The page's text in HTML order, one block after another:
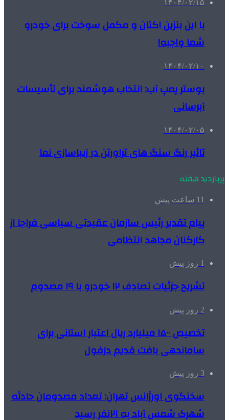
۱۴۰۴/۰۲/۱۵
با این بنزین اکتان و مکمل سوخت برای خودرو
شما واجبه!
۱۴۰۴/۰۲/۱۰
بوستر پمپ آب: انتخاب هوشمند برای تأسیسات
آبرسانی
۱۴۰۴/۰۲/۰۵
تاثیر رنگ سنگ های تراورتن در زیباسازی نما
پربازدید هفته
11 ساعت پیش
پیام تقدیر رئیس سازمان عقیدتی سیاسی فراجا از
کارکنان مجاهد انتظامی
1 روز پیش
تشریح جزئیات تصادف ۱۲ خودرو با ۱۹ مصدوم
2 روز پیش
تخصیص ۱۵۰۰ میلیارد ریال اعتبار استانی برای
ساماندهی بافت قدیم دزفول
3 روز پیش
سخنگوی اورژانس تهران: تعداد مصدومان حادثه
شهرک شمس آباد به ۲۱نفر رسید